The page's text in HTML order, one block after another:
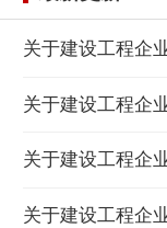
关于建设工程企
关于建设工程企
关于建设工程企
关于建设工程企